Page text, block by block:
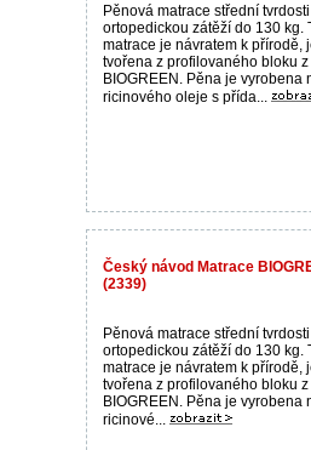
Pěnová matrace střední
ortopedickou zátěží do 130 kg.
matrace je návratem k přírodě,
tvořena z profilovaného bloku
BIOGREEN. Pěna je vyrobena
ricinového oleje s přída...
Český návod Matrace
(2339)
Pěnová matrace střední
ortopedickou zátěží do 130 kg.
matrace je návratem k přírodě,
tvořena z profilovaného bloku
BIOGREEN. Pěna je vyrobena
ricinové...